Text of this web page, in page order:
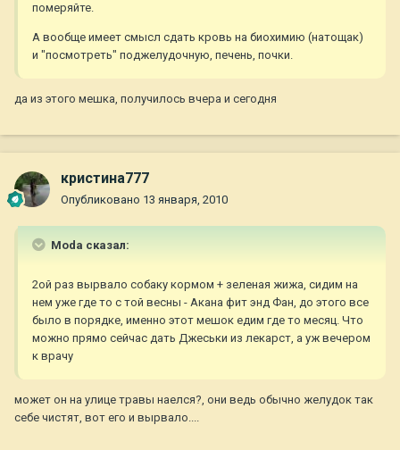
померяйте.
А вообще имеет смысл сдать кровь на биохимию (натощак)
и "посмотреть" поджелудочную, печень, почки.
да из этого мешка, получилось вчера и сегодня
кристина777
Опубликовано 13 января, 2010
Moda сказал:
2ой раз вырвало собаку кормом + зеленая жижа, сидим на
нем уже где то с той весны - Акана фит энд Фан, до этого все
было в порядке, именно этот мешок едим где то месяц. Что
можно прямо сейчас дать Джеськи из лекарст, а уж вечером
к врачу
может он на улице травы наелся?, они ведь обычно желудок так
себе чистят, вот его и вырвало....